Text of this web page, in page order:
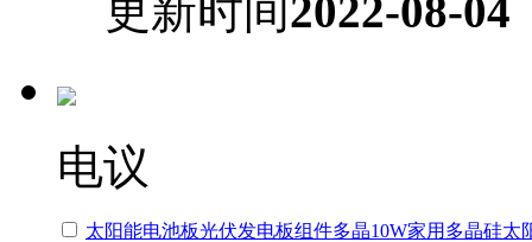
更新时间2022-08-04
电议
太阳能电池板光伏发电板组件多晶10W家用多晶硅太